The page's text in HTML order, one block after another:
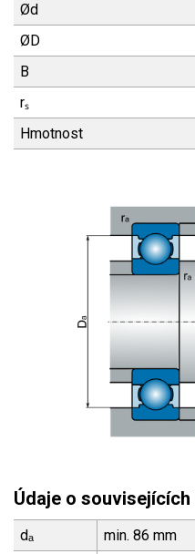
Ød
ØD
B
rₛ
Hmotnost
Údaje o
dₐ
min. 86 mm